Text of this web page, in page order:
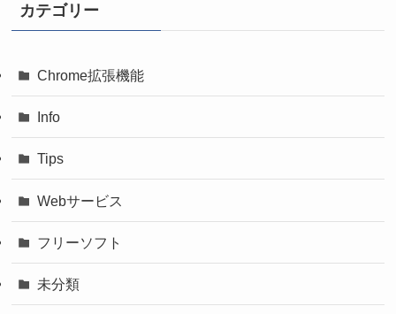
カテゴリー
Chrome拡張機能
Info
Tips
Webサービス
フリーソフト
未分類